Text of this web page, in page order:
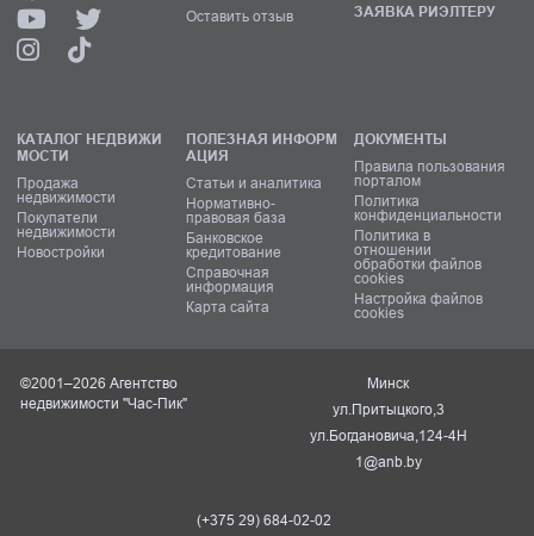
Оставить отзыв
ЗАЯВКА РИЭЛТЕРУ
КАТАЛОГ НЕДВИЖИ
МОСТИ
Продажа
недвижимости
Покупатели
недвижимости
Новостройки
ПОЛЕЗНАЯ ИНФОРМ
АЦИЯ
Статьи и аналитика
Нормативно-
правовая база
Банковское
кредитование
Справочная
информация
Карта сайта
ДОКУМЕНТЫ
Правила пользования
порталом
Политика
конфиденциальности
Политика в
отношении
обработки файлов
cookies
Настройка файлов
cookies
©2001–2026 Агентство
недвижимости "Час-Пик"
Минск
ул.Притыцкого,3
ул.Богдановича,124-4Н
1@anb.by
(+375 29) 684-02-02